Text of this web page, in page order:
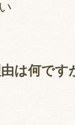
は何です